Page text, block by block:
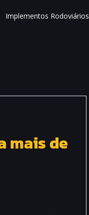
Implementos Rodoviários
mais de